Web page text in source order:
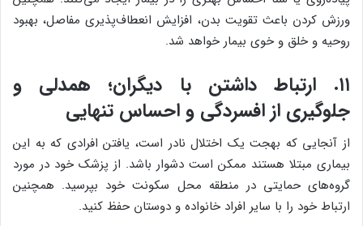
ورزش کردن باعث تقویت بدن، افزایش انعطاف‌پذیری مفاصل، بهبود
روحیه و خلق و خوی بیمار خواهد شد.
۱۱. ارتباط داشتن با دیگران؛ همدلی و
جلوگیری از افسردگی و احساس تنهایی
از آنجایی که بهجت یک اختلال نادر است، یافتن افرادی که به این
بیماری مبتلا هستند ممکن است دشوار باشد. از پزشک خود در مورد
گروه‌های حمایتی در منطقه محل سکونت خود بپرسید. همچنین
ارتباط خود را با سایر افراد خانواده و دوستان حفظ کنید.